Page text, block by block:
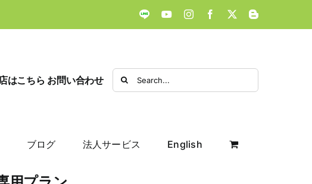
LINE YouTubeInstagramFacebook
X Blogger
はこちら お問い合わせ
Search
for:
ブログ 法人サービス English